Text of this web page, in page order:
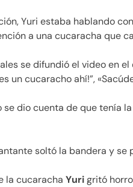
Yuri estaba hablando
a una cucaracha que
se difundió el video en
un cucaracho ahí!”,
se dio cuenta de que tenía
soltó la bandera y
la cucaracha Yurigritó